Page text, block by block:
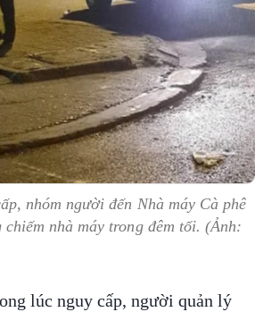
nhóm người đến Nhà máy Cà phê
nhà máy trong đêm tối. (Ảnh:
lúc nguy cấp, người quản lý